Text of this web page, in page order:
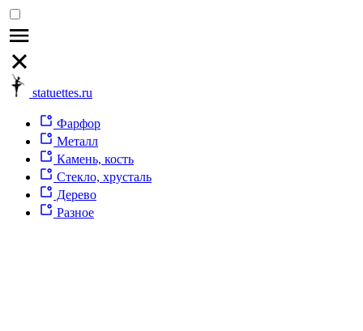
statuettes.ru
Фарфор
Металл
Камень, кость
Стекло, хрусталь
Дерево
Разное